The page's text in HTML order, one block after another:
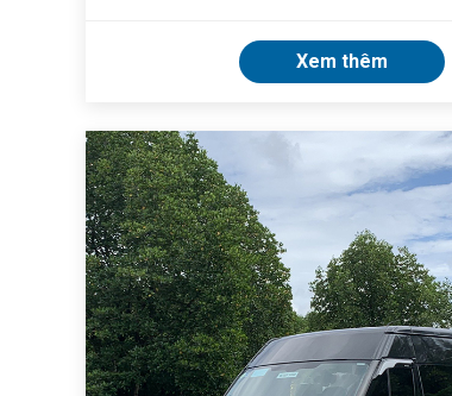
để trải nghiệm dịch vụ tốt nhất tại Hà Nội.
Xem thêm